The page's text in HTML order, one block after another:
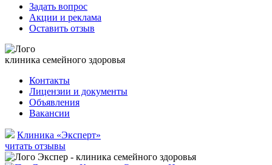
Задать вопрос
Акции и реклама
Оставить отзыв
клиника семейного здоровья
Контакты
Лицензии и документы
Объявления
Вакансии
Клиника «Эксперт»
читать отзывы